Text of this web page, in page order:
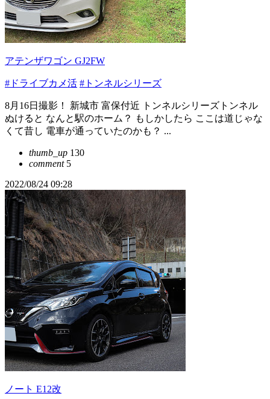
アテンザワゴン GJ2FW
#ドライブカメ活 #トンネルシリーズ
8月16日撮影！ 新城市 富保付近 トンネルシリーズトンネル
ぬけると なんと駅のホーム？ もしかしたら ここは道じゃな
くて昔し 電車が通っていたのかも？ ...
thumb_up 130
comment5
2022/08/24 09:28
ノート E12改